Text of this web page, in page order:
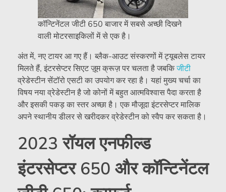
कॉन्टिनेंटल जीटी 650 बाजार में सबसे अच्छी दिखने
वाली मोटरसाइकिलों में से एक है।
अंत में, नए टायर आ गए हैं। ब्लैक-आउट संस्करणों में ट्यूबलेस टायर
मिलते हैं, इंटरसेप्टर सिएट ज़ूम क्रूज़ पर चलता है जबकिजीटी
व्रेडेस्टीन सेंटॉरो एसटी का उपयोग कर रहा है। यहां मुख्य चर्चा का
विषय नया व्रेडेस्टीन है जो कोनों में बहुत आत्मविश्वास पैदा करता है
और इसकी पकड़ का स्तर अच्छा है। एक मौजूदा इंटरसेप्टर मालिक
अपने स्थानीय डीलर से खरीदकर व्रेडेस्टीन को स्वैप कर सकता है।
2023 रॉयल एनफील्ड
इंटरसेप्टर 650 और कॉन्टिनेंटल